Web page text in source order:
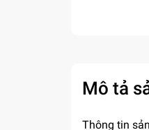
Mô tả
Thông tin